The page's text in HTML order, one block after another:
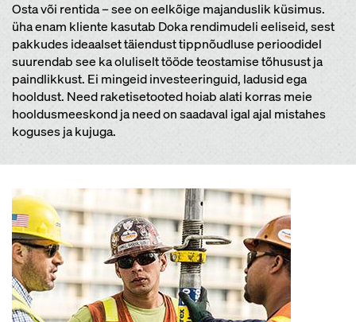
Osta või rentida – see on eelkõige majanduslik küsimus.
üha enam kliente kasutab Doka rendimudeli eeliseid, sest
pakkudes ideaalset täiendust tippnõudluse perioodidel
suurendab see ka oluliselt tööde teostamise tõhusust ja
paindlikkust. Ei mingeid investeeringuid, ladusid ega
hooldust. Need raketisetooted hoiab alati korras meie
hooldusmeeskond ja need on saadaval igal ajal mistahes
koguses ja kujuga.